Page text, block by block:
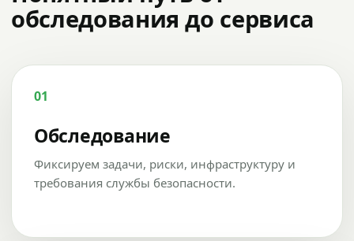
обследования до сервиса
01
Обследование
Фиксируем задачи, риски, инфраструктуру и
требования службы безопасности.